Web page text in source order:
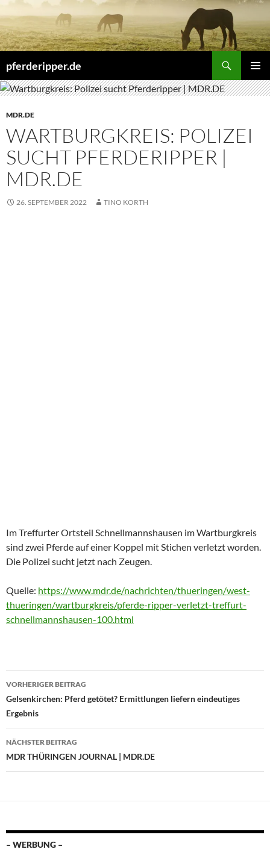
Inhalt
springen
pferderipper.de
MENÜ
MDR.DE
WARTBURGKREIS: POLIZEI
SUCHT PFERDERIPPER |
MDR.DE
26. SEPTEMBER 2022 TINO KORTH
Im Treffurter Ortsteil Schnellmannshausen im Wartburgkreis
sind zwei Pferde auf einer Koppel mit Stichen verletzt worden.
Die Polizei sucht jetzt nach Zeugen.
Quelle: https://www.mdr.de/nachrichten/thueringen/west-
thueringen/wartburgkreis/pferde-ripper-verletzt-treffurt-
schnellmannshausen-100.html
Beitragsnavigation
VORHERIGER BEITRAG
Gelsenkirchen: Pferd getötet? Ermittlungen liefern eindeutiges
Ergebnis
NÄCHSTER BEITRAG
MDR THÜRINGEN JOURNAL | MDR.DE
– WERBUNG –